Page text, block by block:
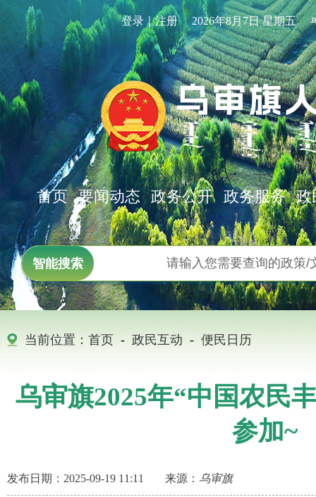
登录｜注册 2026年8月7日 星期五
首页 要闻动态 政务公开 政务服务 政
智能搜索
当前位置： 首页 - 政民互动 - 便民日历
乌审旗2025年“中国农民
参加~
发布日期：2025-09-19 11:11 来源： 乌审旗